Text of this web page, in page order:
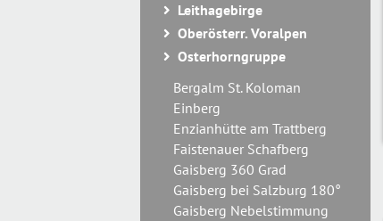
Leithagebirge
Oberösterr. Voralpen
Osterhorngruppe
Bergalm St. Koloman
Einberg
Enzianhütte am Trattberg
Faistenauer Schafberg
Gaisberg 360 Grad
Gaisberg bei Salzburg 180°
Gaisberg Nebelstimmung